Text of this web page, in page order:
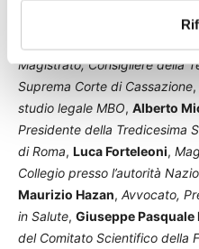
Medico
Magistrato, Consigliere della
Suprema Corte di Cassazione,
studio legale MBO, Alberto
Presidente della Tredicesima
di Roma, Luca Forteleoni,
Collegio presso l’autorità
Maurizio Hazan, Avvocato,
in Salute, Giuseppe Pasquale
del Comitato Scientifico della